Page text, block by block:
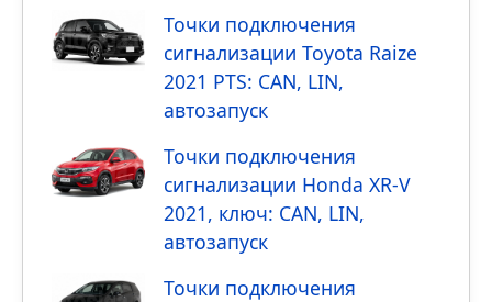
Точки подключения
сигнализации Toyota Raize
2021 PTS: CAN, LIN,
автозапуск
Точки подключения
сигнализации Honda XR-V
2021, ключ: CAN, LIN,
автозапуск
Точки подключения